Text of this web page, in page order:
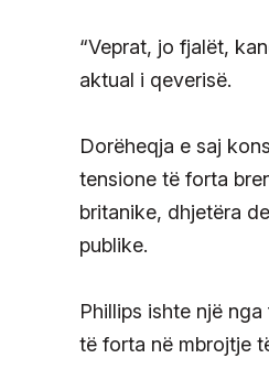
“Veprat, jo fjalët,
aktual i qeverisë.
Dorëheqja e saj
tensione të forta
britanike, dhjetëra
publike.
Phillips ishte një
të forta në mbrojtje